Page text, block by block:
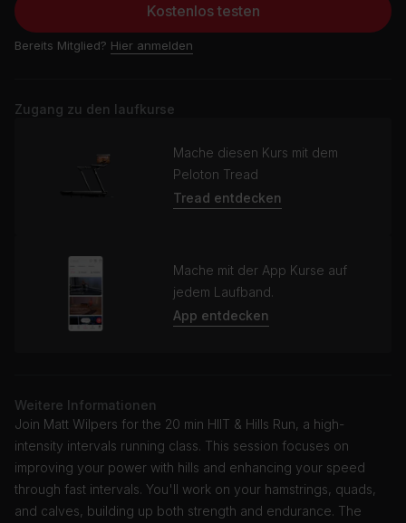
Kostenlos testen
Bereits Mitglied? Hier anmelden
Zugang zu den laufkurse
Mache diesen Kurs mit dem
Peloton Tread
Tread entdecken
Mache mit der App Kurse auf
jedem Laufband.
App entdecken
Weitere Informationen
Join Matt Wilpers for the 20 min HIIT & Hills Run, a high-
intensity intervals running class. This session focuses on
improving your power with hills and enhancing your speed
through fast intervals. You'll work on your hamstrings, quads,
and calves, building up both strength and endurance. The